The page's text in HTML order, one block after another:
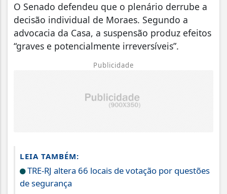
O Senado defendeu que o plenário derrube a
decisão individual de Moraes. Segundo a
advocacia da Casa, a suspensão produz efeitos
“graves e potencialmente irreversíveis”.
Publicidade
LEIA TAMBÉM:
TRE-RJ altera 66 locais de votação por questões
de segurança